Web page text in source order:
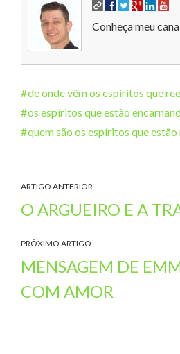
Conheça meu
de onde vêm os espíritos que
os espíritos que estão
quem são os espíritos que
ARTIGO ANTERIOR
O ARGUEIRO E A
PRÓXIMO ARTIGO
MENSAGEM DE
COM AMOR